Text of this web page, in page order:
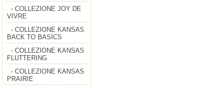
- COLLEZIONE JOY DE
VIVRE
- COLLEZIONE KANSAS
BACK TO BASICS
- COLLEZIONE KANSAS
FLUTTERING
- COLLEZIONE KANSAS
PRAIRIE